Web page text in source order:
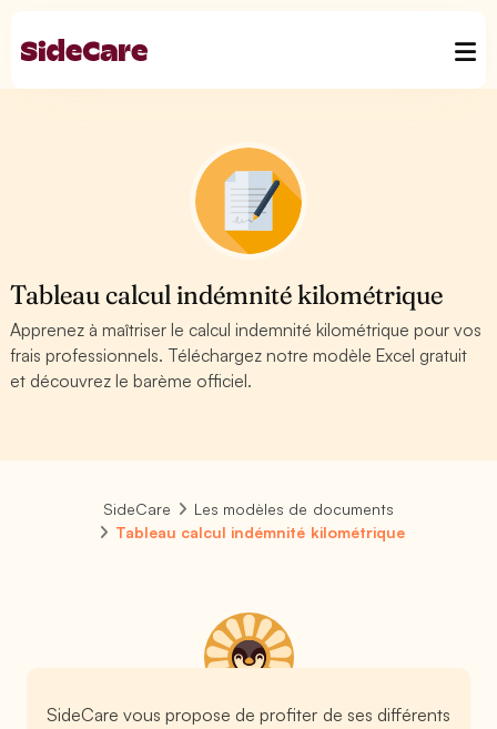
Tableau calcul indémnité kilométrique
Apprenez à maîtriser le calcul indemnité kilométrique pour vos
frais professionnels. Téléchargez notre modèle Excel gratuit
et découvrez le barème officiel.
SideCare
Les modèles de documents
Tableau calcul indémnité kilométrique
SideCare vous propose de profiter de ses différents